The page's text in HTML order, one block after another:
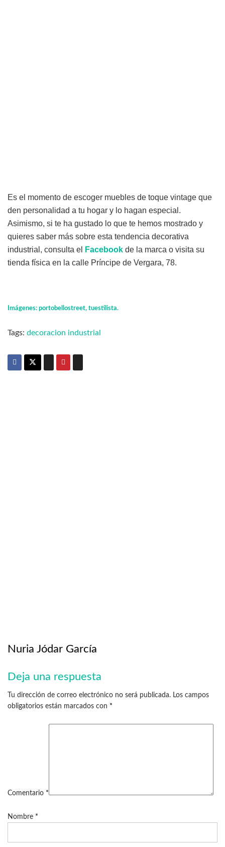
Es el momento de escoger muebles de toque vintage que
den personalidad a tu hogar y lo hagan especial.
Asimismo, si te ha gustado lo que te hemos mostrado y
quieres saber más sobre esta tendencia decorativa
industrial, consulta el
Facebook de la marca o visita su
tienda física en la calle Príncipe de Vergara, 78.
Imágenes: portobellostreet, tuestilista.
Tags: decoracion industrial
Nuria Jódar García
Deja una respuesta
Tu dirección de correo electrónico no será publicada. Los campos
obligatorios están marcados con *
Comentario *
Nombre *